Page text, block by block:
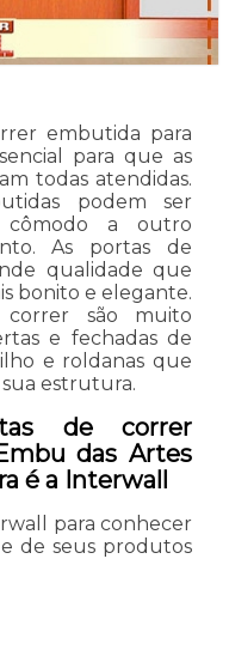
embutida para
para que as
todas atendidas.
podem ser
cômodo a outro
As portas de
qualidade que
bonito e elegante.
são muito
e fechadas de
e roldanas que
estrutura.
de correr
das Artes
é a Interwall
para conhecer
de seus produtos